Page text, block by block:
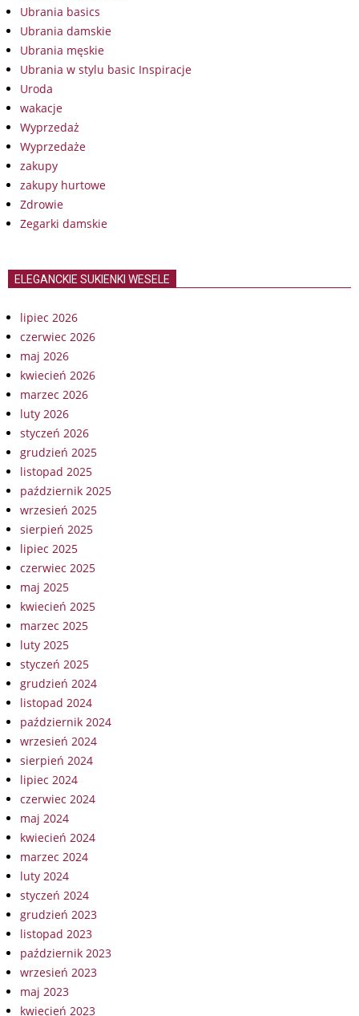
Ubrania basics
Ubrania damskie
Ubrania męskie
Ubrania w stylu basic Inspiracje
Uroda
wakacje
Wyprzedaż
Wyprzedaże
zakupy
zakupy hurtowe
Zdrowie
Zegarki damskie
ELEGANCKIE SUKIENKI WESELE
lipiec 2026
czerwiec 2026
maj 2026
kwiecień 2026
marzec 2026
luty 2026
styczeń 2026
grudzień 2025
listopad 2025
październik 2025
wrzesień 2025
sierpień 2025
lipiec 2025
czerwiec 2025
maj 2025
kwiecień 2025
marzec 2025
luty 2025
styczeń 2025
grudzień 2024
listopad 2024
październik 2024
wrzesień 2024
sierpień 2024
lipiec 2024
czerwiec 2024
maj 2024
kwiecień 2024
marzec 2024
luty 2024
styczeń 2024
grudzień 2023
listopad 2023
październik 2023
wrzesień 2023
maj 2023
kwiecień 2023